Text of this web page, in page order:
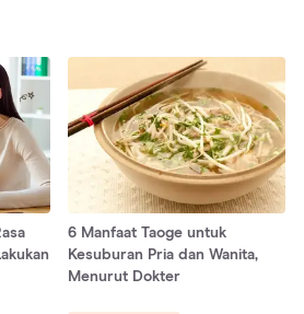
6 Manfaat Taoge untuk
Kesuburan Pria dan Wanita,
Menurut Dokter